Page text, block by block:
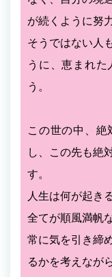
が続くように努
そうではない人
うに、恵まれた
う。
この世の中、絶
し、この先も絶
す。
人生は何が起き
全てが順風満帆
常に気を引き締
るかを考えなが